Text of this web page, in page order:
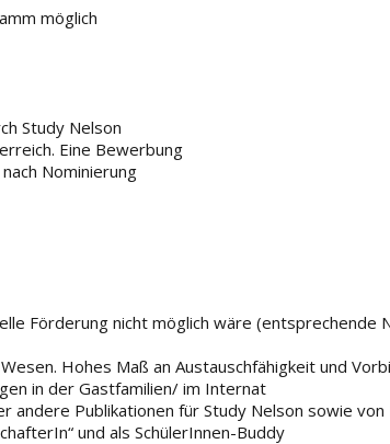
möglich
Study Nelson
. Eine Bewerbung
Nominierung
Förderung nicht möglich wäre (entsprechende
Hohes Maß an Austauschfähigkeit und
in der Gastfamilien/ im Internat
andere Publikationen für Study Nelson sowie
und als SchülerInnen-Buddy